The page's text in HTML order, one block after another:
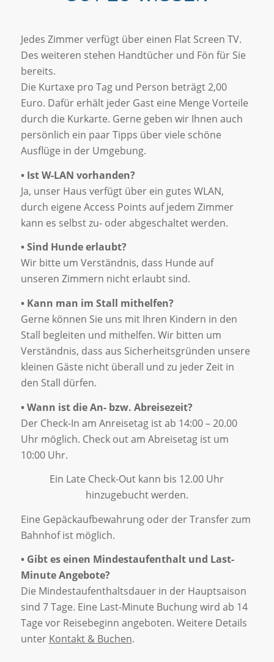
Jedes Zimmer verfügt über einen Flat Screen TV.
Des weiteren stehen Handtücher und Fön für Sie
bereits.
Die Kurtaxe pro Tag und Person beträgt 2,00
Euro. Dafür erhält jeder Gast eine Menge Vorteile
durch die Kurkarte. Gerne geben wir Ihnen auch
persönlich ein paar Tipps über viele schöne
Ausflüge in der Umgebung.
• Ist W-LAN vorhanden?
Ja, unser Haus verfügt über ein gutes WLAN,
durch eigene Access Points auf jedem Zimmer
kann es selbst zu- oder abgeschaltet werden.
• Sind Hunde erlaubt?
Wir bitte um Verständnis, dass Hunde auf
unseren Zimmern nicht erlaubt sind.
• Kann man im Stall mithelfen?
Gerne können Sie uns mit Ihren Kindern in den
Stall begleiten und mithelfen. Wir bitten um
Verständnis, dass aus Sicherheitsgründen unsere
kleinen Gäste nicht überall und zu jeder Zeit in
den Stall dürfen.
• Wann ist die An- bzw. Abreisezeit?
Der Check-In am Anreisetag ist ab 14:00 – 20.00
Uhr möglich. Check out am Abreisetag ist um
10:00 Uhr.
Ein Late Check-Out kann bis 12.00 Uhr
hinzugebucht werden.
Eine Gepäckaufbewahrung oder der Transfer zum
Bahnhof ist möglich.
• Gibt es einen Mindestaufenthalt und Last-
Minute Angebote?
Die Mindestaufenthaltsdauer in der Hauptsaison
sind 7 Tage. Eine Last-Minute Buchung wird ab 14
Tage vor Reisebeginn angeboten. Weitere Details
unter Kontakt & Buchen.